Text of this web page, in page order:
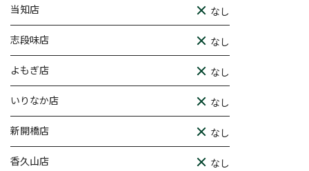
当知店 なし
志段味店 なし
よもぎ店 なし
いりなか店 なし
新開橋店 なし
香久山店 なし